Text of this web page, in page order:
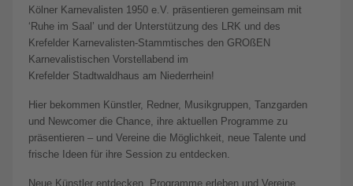
Kölner Karnevalisten 1950 e.V. präsentieren gemeinsam mit
‘Ruhe im Saal’ und der Unterstützung des LRK und des
Krefelder Karnevalisten-Stammtisches den GROßEN
Karnevalistischen Vorstellabend im
Krefelder Stadtwaldhaus am Niederrhein!
Hier bekommen Künstler, Redner, Musikgruppen, Tanzgarden
und Newcomer die Chance, ihre aktuellen Programme zu
präsentieren – und Vereine die Möglichkeit, neue Talente und
frische Ideen für ihre Session zu entdecken.
Neue Künstler entdecken, Programme erleben und Vereine